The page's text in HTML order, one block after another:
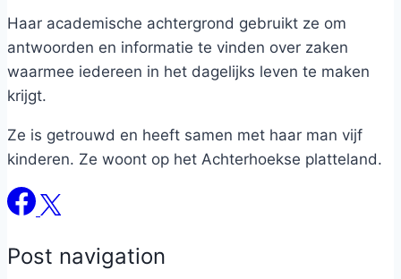
Haar academische achtergrond gebruikt ze om
antwoorden en informatie te vinden over zaken
waarmee iedereen in het dagelijks leven te maken
krijgt.
Ze is getrouwd en heeft samen met haar man vijf
kinderen. Ze woont op het Achterhoekse platteland.
Post navigation